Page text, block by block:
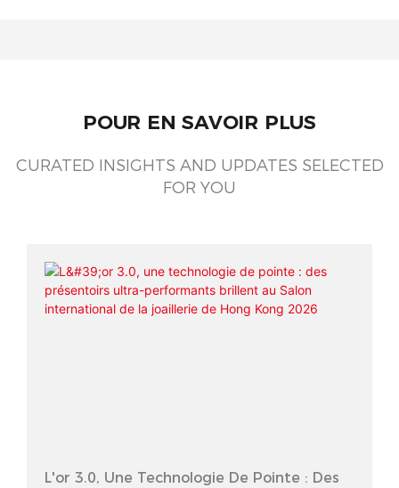
POUR EN SAVOIR PLUS
CURATED INSIGHTS AND UPDATES SELECTED
FOR YOU
L'or 3.0, Une Technologie De Pointe : Des